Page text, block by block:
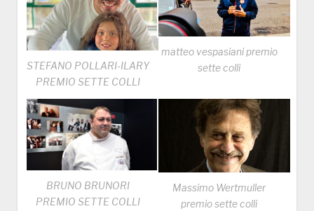
STEFANO POLLARI-ILARY
PREMIO SETTE COLLI
matteo vespasiani premio
sette colli
BRUNO BRUNORI
PREMIO SETTE COLLI
Massimo Wertmuller
premio sette colli